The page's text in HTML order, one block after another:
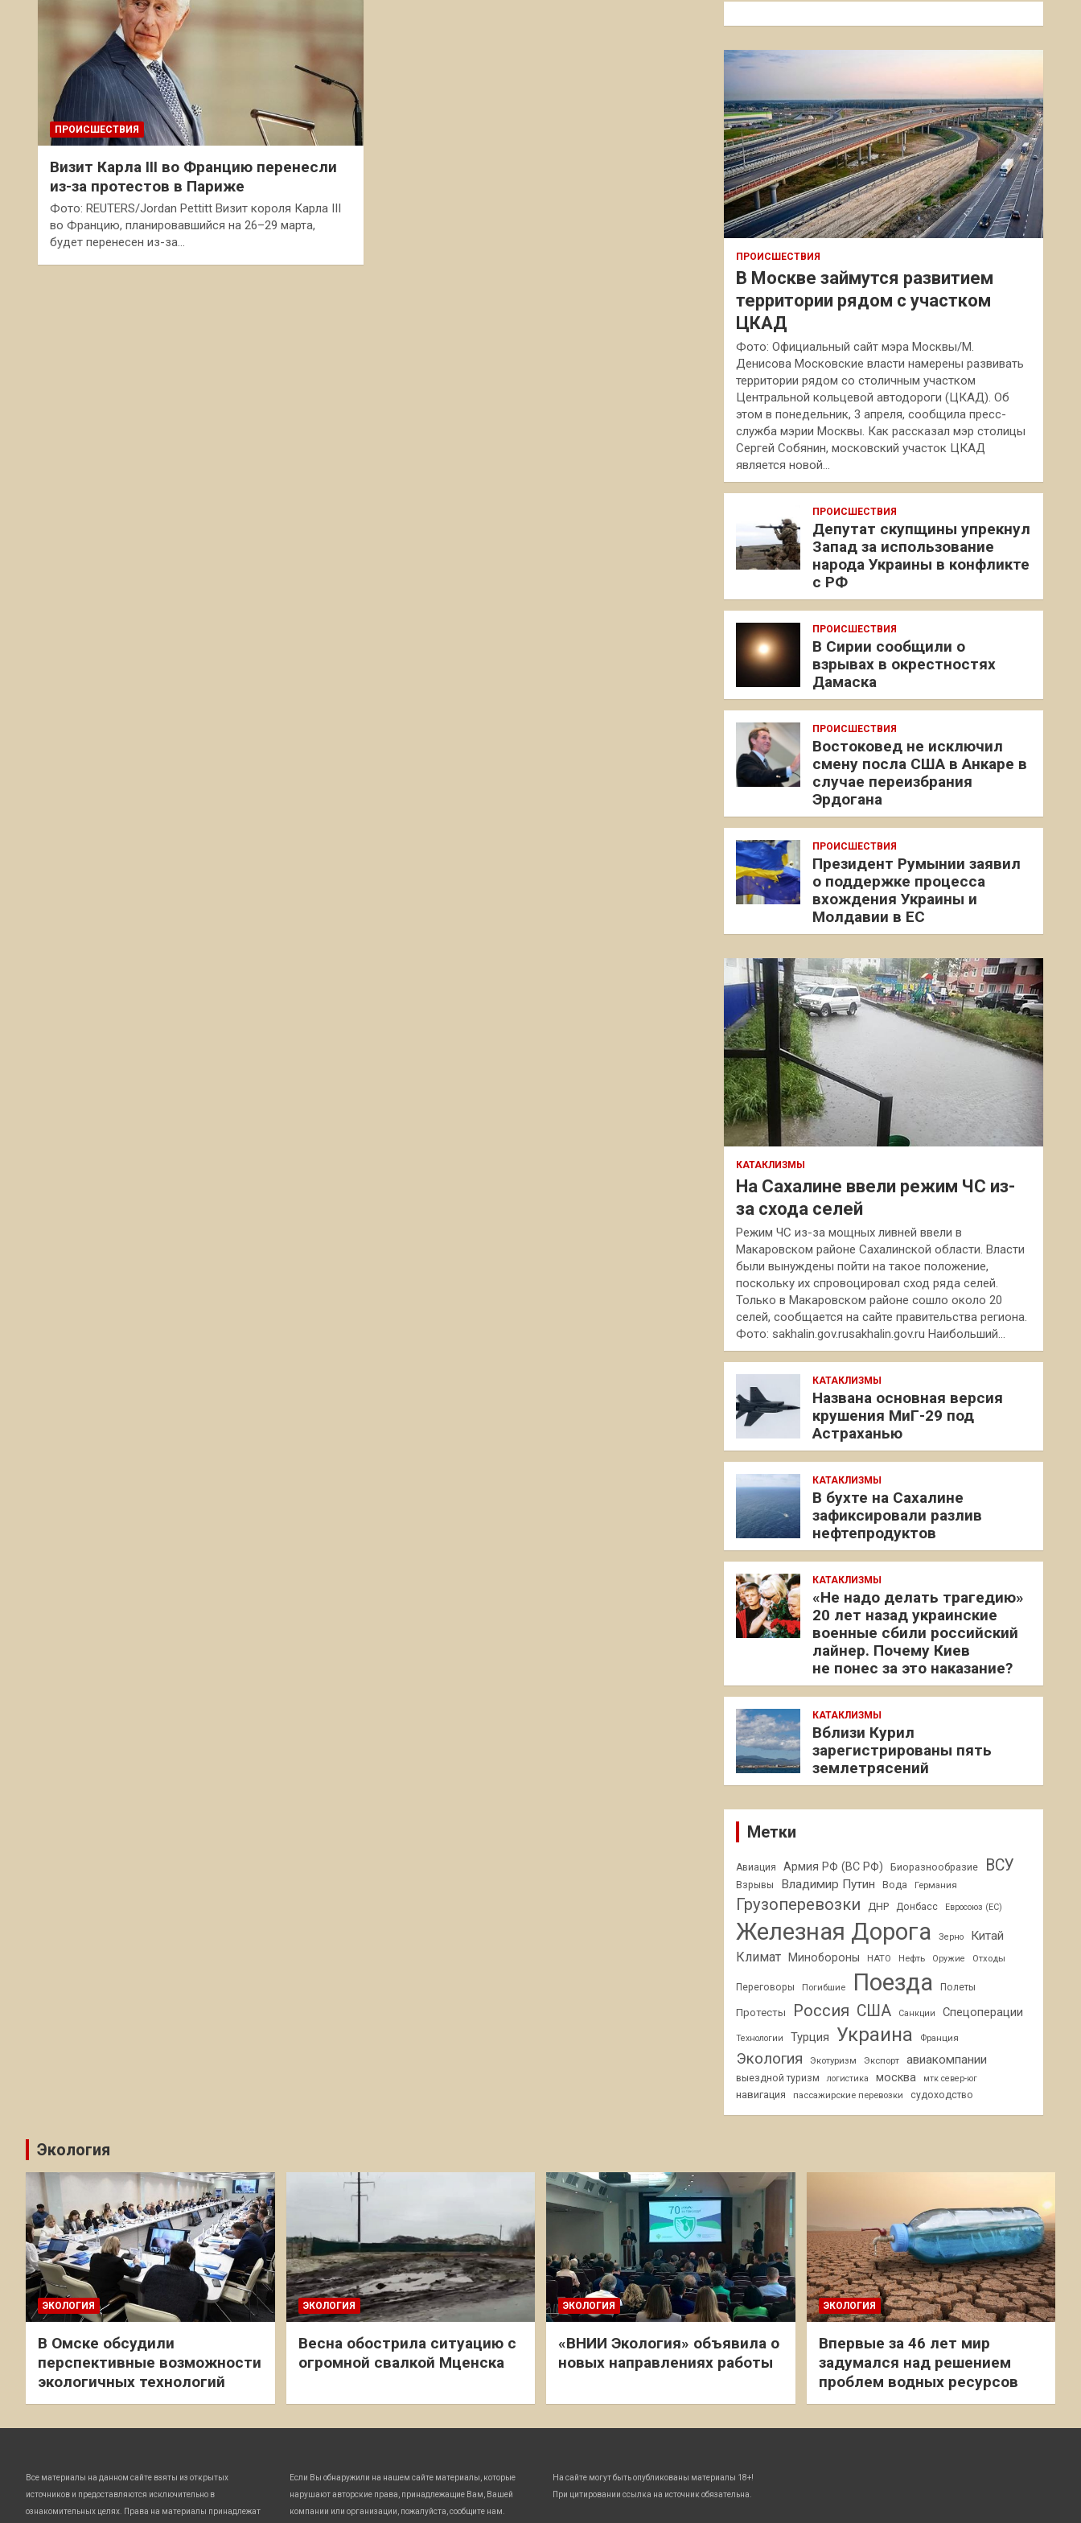
ПРОИСШЕСТВИЯ
Визит Карла III во Францию перенесли
из-за протестов в Париже
Фото: REUTERS/Jordan Pettitt Визит короля Карла III
во Францию, планировавшийся на 26–29 марта,
будет перенесен из-за…
к
ПРОИСШЕСТВИЯ
В Москве займутся развитием
территории рядом с участком
ЦКАД
Фото: Официальный сайт мэра Москвы/М.
Денисова Московские власти намерены развивать
территории рядом со столичным участком
Центральной кольцевой автодороги (ЦКАД). Об
этом в понедельник, 3 апреля, сообщила пресс-
служба мэрии Москвы. Как рассказал мэр столицы
Сергей Собянин, московский участок ЦКАД
является новой…
ПРОИСШЕСТВИЯ
Депутат скупщины упрекнул
Запад за использование
народа Украины в конфликте
с РФ
ПРОИСШЕСТВИЯ
В Сирии сообщили о
взрывах в окрестностях
Дамаска
ПРОИСШЕСТВИЯ
Востоковед не исключил
смену посла США в Анкаре в
случае переизбрания
Эрдогана
ПРОИСШЕСТВИЯ
Президент Румынии заявил
о поддержке процесса
вхождения Украины и
Молдавии в ЕС
КАТАКЛИЗМЫ
На Сахалине ввели режим ЧС из-
за схода селей
Режим ЧС из-за мощных ливней ввели в
Макаровском районе Сахалинской области. Власти
были вынуждены пойти на такое положение,
поскольку их спровоцировал сход ряда селей.
Только в Макаровском районе сошло около 20
селей, сообщается на сайте правительства региона.
Фото: sakhalin.gov.rusakhalin.gov.ru Наибольший…
КАТАКЛИЗМЫ
Названа основная версия
крушения МиГ-29 под
Астраханью
КАТАКЛИЗМЫ
В бухте на Сахалине
зафиксировали разлив
нефтепродуктов
КАТАКЛИЗМЫ
«Не надо делать трагедию»
20 лет назад украинские
военные сбили российский
лайнер. Почему Киев
не понес за это наказание?
КАТАКЛИЗМЫ
Вблизи Курил
зарегистрированы пять
землетрясений
Метки
Авиация Армия РФ (ВС РФ) Биоразнообразие ВСУ
Взрывы Владимир Путин Вода Германия
Грузоперевозки ДНР Донбасс Евросоюз (ЕС)
Железная Дорога Зерно Китай
Климат Минобороны НАТО Нефть Оружие Отходы
Переговоры Погибшие Поезда Полеты
Протесты Россия США Санкции Спецоперации
Технологии Турция Украина Франция
Экология Экотуризм Экспорт авиакомпании
выездной туризм логистика москва мтк север-юг
навигация пассажирские перевозки судоходство
Экология
ЭКОЛОГИЯ
В Омске обсудили
перспективные возможности
экологичных технологий
ЭКОЛОГИЯ
Весна обострила ситуацию с
огромной свалкой Мценска
ЭКОЛОГИЯ
«ВНИИ Экология» объявила о
новых направлениях работы
ЭКОЛОГИЯ
Впервые за 46 лет мир
задумался над решением
проблем водных ресурсов
Все материалы на данном сайте взяты из открытых
источников и предоставляются исключительно в
ознакомительных целях. Права на материалы принадлежат
Если Вы обнаружили на нашем сайте материалы, которые
нарушают авторские права, принадлежащие Вам, Вашей
компании или организации, пожалуйста, сообщите нам.
На сайте могут быть опубликованы материалы 18+!
При цитировании ссылка на источник обязательна.